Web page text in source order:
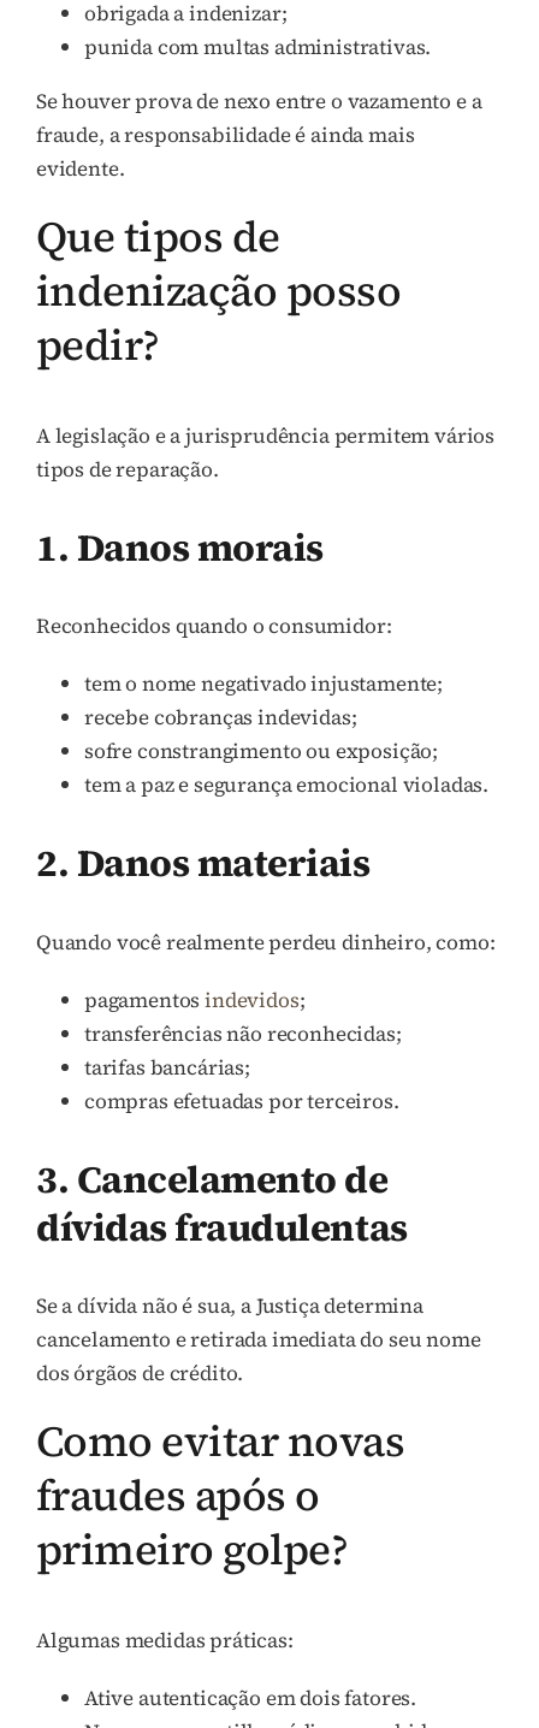
obrigada a indenizar;
punida com multas administrativas.
Se houver prova de nexo entre o vazamento e a
fraude, a responsabilidade é ainda mais
evidente.
Que tipos de
indenização posso
pedir?
A legislação e a jurisprudência permitem vários
tipos de reparação.
1. Danos morais
Reconhecidos quando o consumidor:
tem o nome negativado injustamente;
recebe cobranças indevidas;
sofre constrangimento ou exposição;
tem a paz e segurança emocional violadas.
2. Danos materiais
Quando você realmente perdeu dinheiro, como:
pagamentosindevidos;
transferências não reconhecidas;
tarifas bancárias;
compras efetuadas por terceiros.
3. Cancelamento de
dívidas fraudulentas
Se a dívida não é sua, a Justiça determina
cancelamento e retirada imediata do seu nome
dos órgãos de crédito.
Como evitar novas
fraudes após o
primeiro golpe?
Algumas medidas práticas:
Ative autenticação em dois fatores.